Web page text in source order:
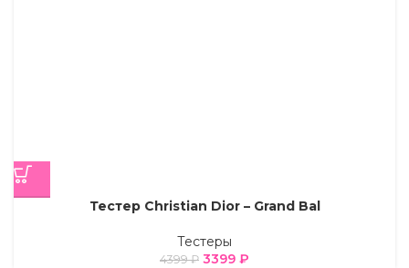
Тестер Christian Dior – Grand Bal
Тестеры
4399₽ 3399 ₽